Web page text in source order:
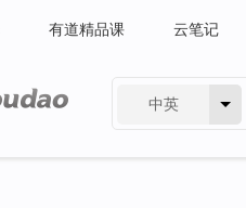
有道精品课 云笔记
中英